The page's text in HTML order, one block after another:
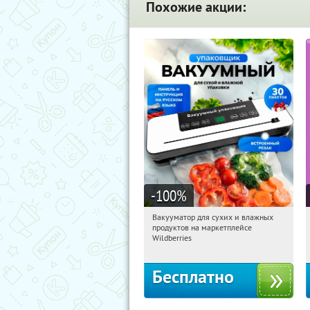
Похожие акции:
-100%
19:25:40 Получили:186
Россия
Вакууматор для сухих и влажных
продуктов на маркетплейсе
Wildberries
Бесплатно